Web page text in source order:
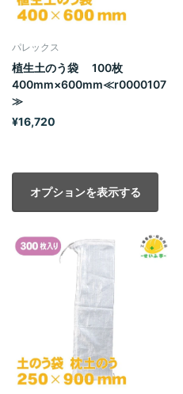
パレックス
植生土のう袋 100枚
400mm×600mm≪r0000107
≫
¥16,720
オプションを表示する